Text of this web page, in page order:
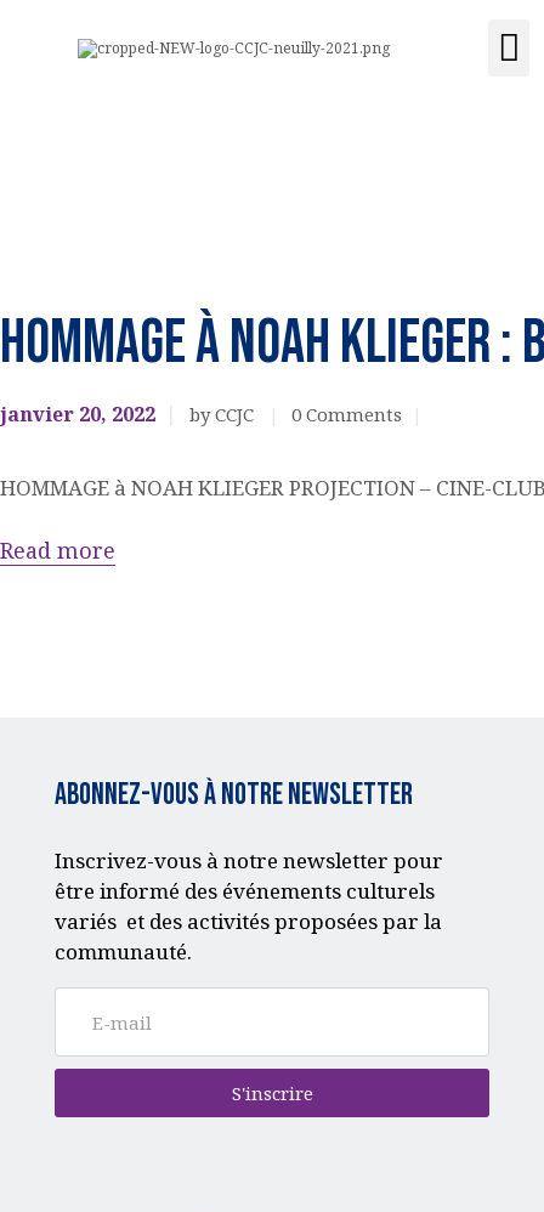
ACCUEIL
LOCATION DE
SALLE
CONTACT
ADHÉSION
HOMMAGE à NOAH KLIEGER
janvier 20, 2022 by CCJC 0 Comments
HOMMAGE à NOAH KLIEGER PROJECTION – CINE-
Read more
Abonnez-vous à notre Newsletter
Inscrivez-vous à notre newsletter pour
être informé des événements culturels
variés et des activités proposées par la
communauté.
S'inscrire